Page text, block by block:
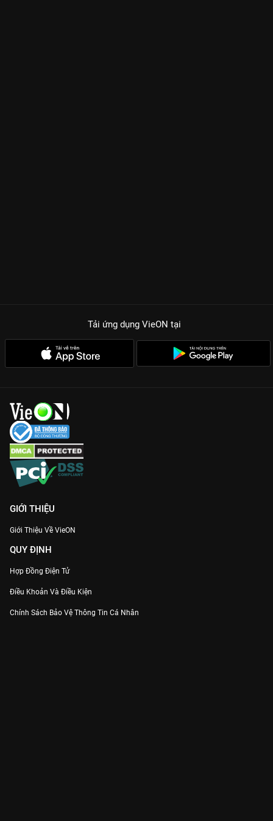
Tải ứng dụng VieON tại
GIỚI THIỆU
Giới Thiệu Về VieON
QUY ĐỊNH
Hợp Đồng Điện Tử
Điều Khoản Và Điều Kiện
Chính Sách Bảo Vệ Thông Tin Cá Nhân